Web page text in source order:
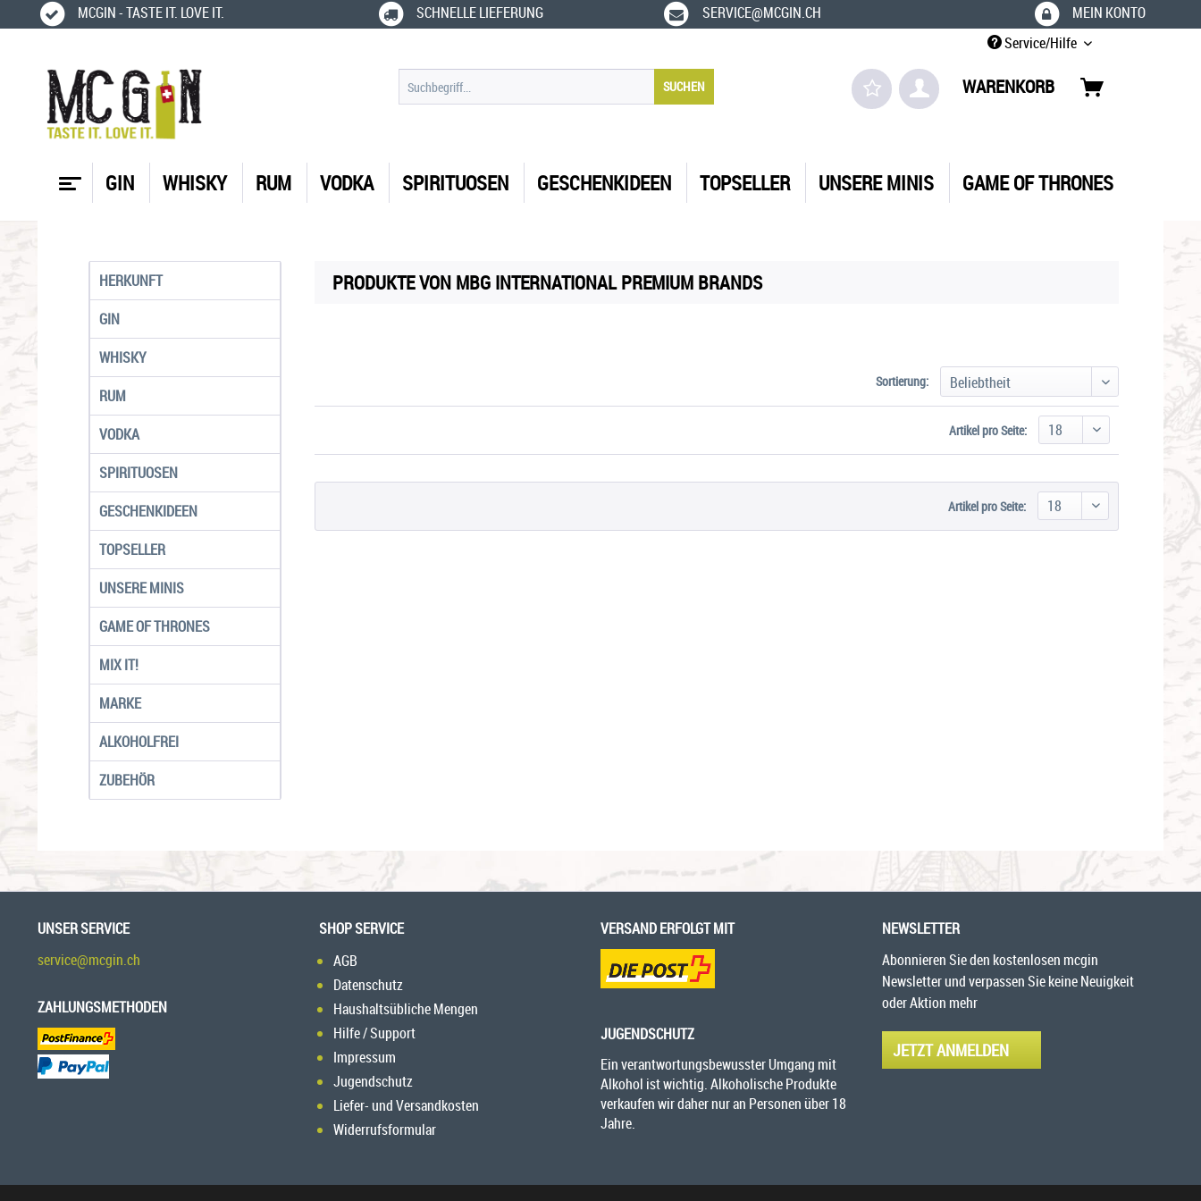
MCGIN - TASTE IT. LOVE IT. SCHNELLE LIEFERUNG SERVICE@MCGIN.CH
MEIN KONTO
Service/Hilfe
SUCHEN WARENKORB
GIN WHISKY RUM VODKA SPIRITUOSEN GESCHENKIDEEN TOPSELLER UNSERE MINIS GAME OF THRONES
HERKUNFT
GIN
WHISKY
RUM
VODKA
SPIRITUOSEN
GESCHENKIDEEN
TOPSELLER
UNSERE MINIS
GAME OF THRONES
MIX IT!
MARKE
ALKOHOLFREI
ZUBEHÖR
PRODUKTE VON MBG INTERNATIONAL PREMIUM BRANDS
Sortierung:
Artikel pro Seite:
Artikel pro Seite:
UNSER SERVICE
service@mcgin.ch
ZAHLUNGSMETHODEN
SHOP SERVICE
AGB
Datenschutz
Haushaltsübliche Mengen
Hilfe / Support
Impressum
Jugendschutz
Liefer- und Versandkosten
Widerrufsformular
VERSAND ERFOLGT MIT
JUGENDSCHUTZ
Ein verantwortungsbewusster Umgang mit
Alkohol ist wichtig. Alkoholische Produkte
verkaufen wir daher nur an Personen über 18
Jahre.
NEWSLETTER
Abonnieren Sie den kostenlosen mcgin
Newsletter und verpassen Sie keine Neuigkeit
oder Aktion mehr
JETZT ANMELDEN